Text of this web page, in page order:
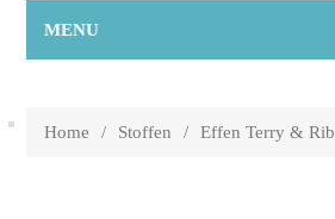
MENU
Home / Stoffen / Effen Terry & Rib